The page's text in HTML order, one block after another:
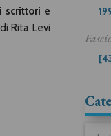
scrittori e
Rita Levi